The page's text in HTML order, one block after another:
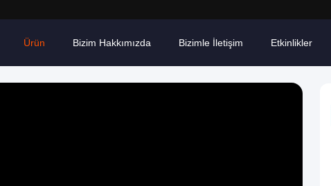
Ürün Bizim Hakkımızda Bizimle İletişim Etkinlikler